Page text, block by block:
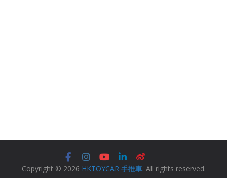
Copyright © 2026 HKTOYCAR 手推車. All rights reserved.